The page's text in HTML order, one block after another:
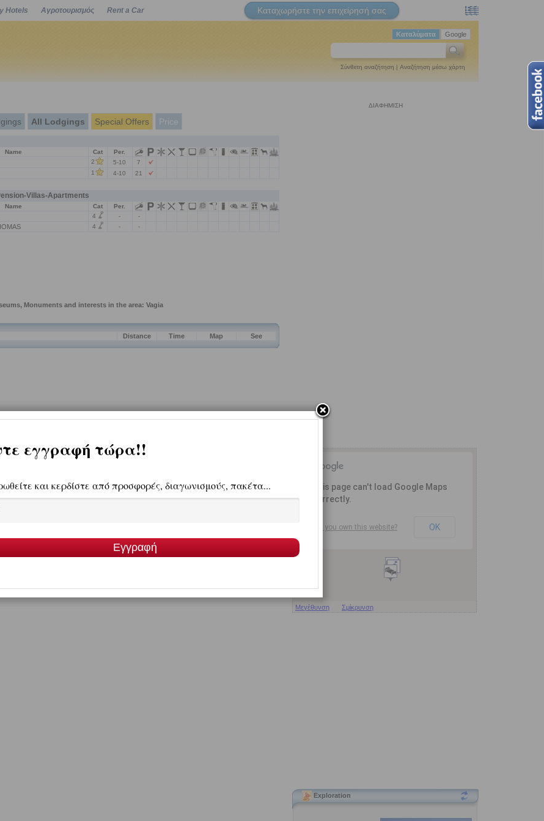
Hotels Αγροτουρισμός Rent a Car Καταχωρήστε την επιχείρησή σας
Google
Καταλύματα
Σύνθετη αναζήτηση | Αναζήτηση μέσω χάρτη
All Lodgings Special Offers Price
Name Cat Per.
2 5-10 7
1 4-10 21
Villas-Apartments
Name Cat Per.
4 - -
4 - -
ΔΙΑΦΗΜΙΣΗ
Μεγέθυνση Σμίκρυνση
Exploration